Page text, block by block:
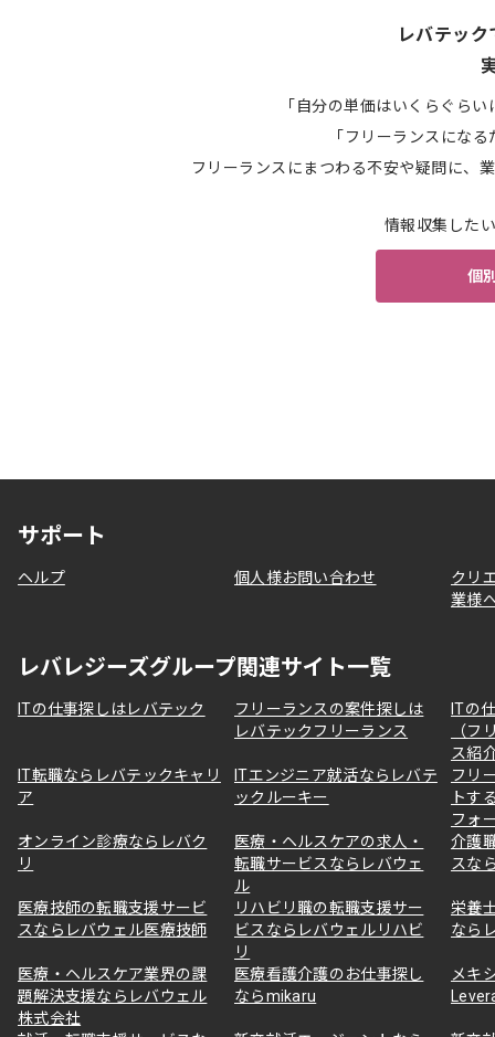
レバテッ
「自分の単価はいくらぐら
「フリーランスにな
フリーランスにまつわる不安や疑問に、
情報収集した
個
サポート
ヘルプ 個人様お問い合わせ
クリ
業様
レバレジーズグループ関連サイト一覧
ITの仕事探しはレバテック
フリーランスの案件探しは
レバテックフリーランス
ITの
（フ
ス紹
IT転職ならレバテックキャリ
ア
ITエンジニア就活ならレバテ
ックルーキー
フリ
トす
フォ
オンライン診療ならレバク
リ
医療・ヘルスケアの求人・
転職サービスならレバウェ
ル
介護
スな
医療技師の転職支援サービ
スならレバウェル医療技師
リハビリ職の転職支援サー
ビスならレバウェルリハビ
リ
栄養
なら
医療・ヘルスケア業界の課
題解決支援ならレバウェル
株式会社
医療看護介護のお仕事探し
ならmikaru
メキ